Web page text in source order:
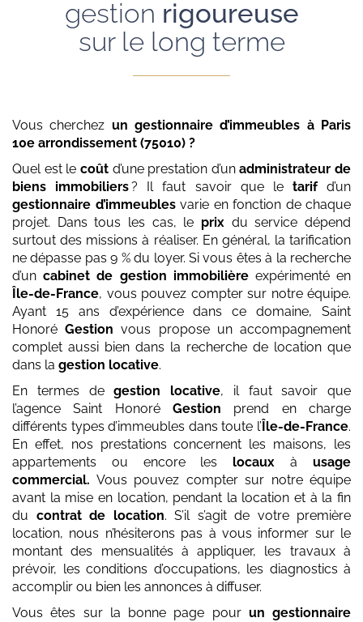
gestion rigoureuse
sur le long terme
Vous cherchez un gestionnaire d’immeubles à Paris
10e arrondissement (75010) ?
Quel est le coûtd’une prestation d’unadministrateur de
biens immobiliers? Il faut savoir que le tarifd’un
gestionnaire d’immeublesvarie en fonction de chaque
projet. Dans tous les cas, le prix du service dépend
surtout des missions à réaliser. En général, la tarification
ne dépasse pas 9 % du loyer. Si vous êtes à la recherche
d’uncabinet de gestion immobilière expérimenté en
Île-de-France, vous pouvez compter sur notre équipe.
Ayant 15 ans d’expérience dans ce domaine, Saint
HonoréGestion vous propose un accompagnement
complet aussi bien dans la recherche de location que
dans la gestion locative.
En termes degestion locative, il faut savoir que
l’agence Saint Honoré Gestion prend en charge
différents types d’immeubles dans toute l’Île-de-France.
En effet, nos prestations concernent les maisons, les
appartements ou encore les locaux àusage
commercial. Vous pouvez compter sur notre équipe
avant la mise en location, pendant la location et à la fin
du contrat de location. S’il s’agit de votre première
location, nous n’hésiterons pas à vous informer sur le
montant des mensualités à appliquer, les travaux à
prévoir, les conditions d’occupations, les diagnostics à
accomplir ou bien les annonces à diffuser.
Vous êtes sur la bonne page pour un gestionnaire